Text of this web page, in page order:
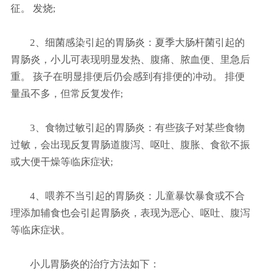
征。 发烧;
2、细菌感染引起的胃肠炎：夏季大肠杆菌引起的
胃肠炎，小儿可表现明显发热、腹痛、脓血便、里急后
重。 孩子在明显排便后仍会感到有排便的冲动。 排便
量虽不多，但常反复发作;
3、食物过敏引起的胃肠炎：有些孩子对某些食物
过敏，会出现反复胃肠道腹泻、呕吐、腹胀、食欲不振
或大便干燥等临床症状;
4、喂养不当引起的胃肠炎：儿童暴饮暴食或不合
理添加辅食也会引起胃肠炎，表现为恶心、呕吐、腹泻
等临床症状。
小儿胃肠炎的治疗方法如下：